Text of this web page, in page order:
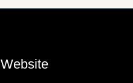
Website